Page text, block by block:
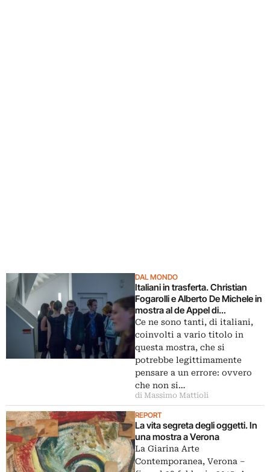
DAL MONDO
Italiani in trasferta. Christian
Fogarolli e Alberto De Michele in
mostra al de Appel di
Amsterdam, ecco le immagini
Ce ne sono tanti, di italiani,
coinvolti a vario titolo in
questa mostra, che si
potrebbe legittimamente
pensare a un errore: ovvero
che non si…
di Massimo Mattioli
REPORT
La vita segreta degli oggetti. In
una mostra a Verona
La Giarina Arte
Contemporanea, Verona –